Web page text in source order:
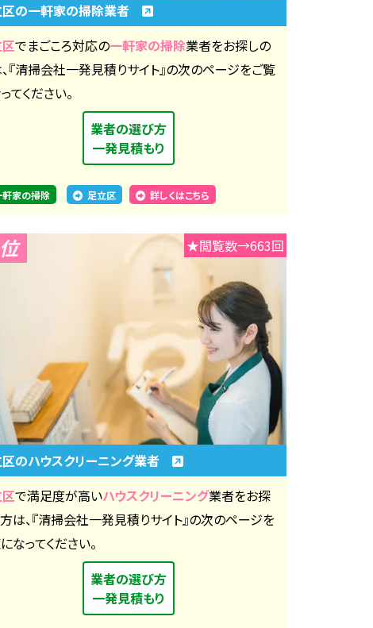
の一軒家の掃除業者
でまごころ対応の一軒家の掃除業者をお探しの
『清掃会社一発見積りサイト』の次のページをご覧
てください。
業者の選び方
一発見積もり
軒家の掃除 足立区 詳しくはこちら
★閲覧数→663回
のハウスクリーニング業者
で満足度が高いハウスクリーニング業者をお探
は、『清掃会社一発見積りサイト』の次のページを
なってください。
業者の選び方
一発見積もり